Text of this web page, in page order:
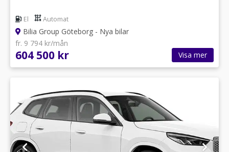
El Automat
Bilia Group Göteborg - Nya bilar
fr. 9 794 kr/mån
604 500 kr Visa mer